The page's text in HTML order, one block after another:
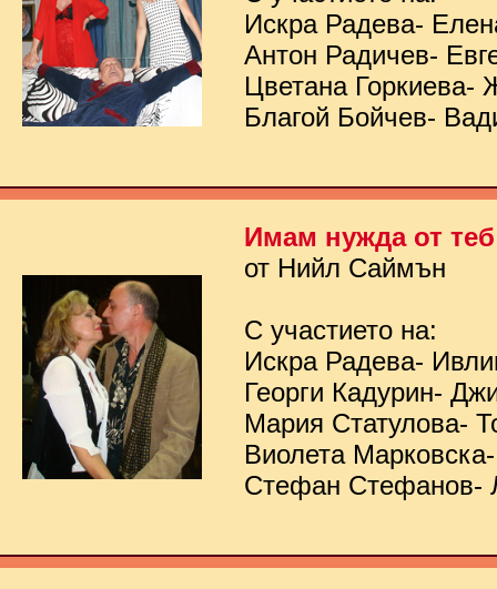
Искра Радева-
Антон Радичев-
Цветана Горкиева-
Благой Бойчев-
Имам нужда от теб
от Нийл Саймън
С участието на:
Искра Радева-
Георги Кадурин-
Мария Статулова-
Виолета
Стефан Стефанов-